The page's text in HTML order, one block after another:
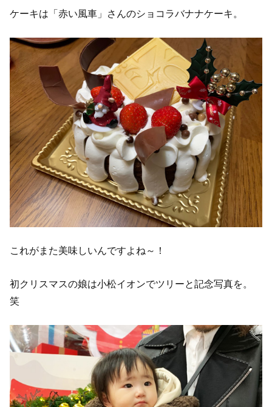
ケーキは「赤い風車」さんのショコラバナナケーキ。
これがまた美味しいんですよね～！
初クリスマスの娘は小松イオンでツリーと記念写真を。
笑